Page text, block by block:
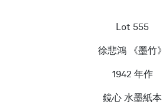
Lot 555
徐悲鴻 《墨竹》
1942 年作
鏡心 水墨紙本